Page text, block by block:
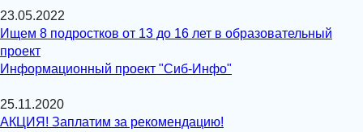
23.05.2022
Ищем 8 подростков от 13 до 16 лет в образовательный
проект
Информационный проект "Сиб-Инфо"
25.11.2020
АКЦИЯ! Заплатим за рекомендацию!